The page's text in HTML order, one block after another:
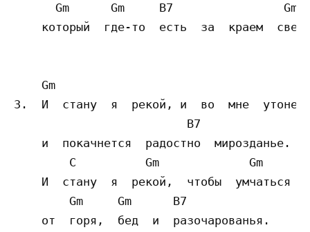
Gm      Gm     B7
который  где-то  есть  за  краем
    Gm
3.  И  стану  я  рекой, и  во  мне  утонет
                         B7
    и  покачнется  радостно  мирозданье.
        C          Gm             Gm
И  стану  я  рекой,  чтобы  умчаться
        Gm     Gm      B7
    от  горя,  бед  и  разочарованья.